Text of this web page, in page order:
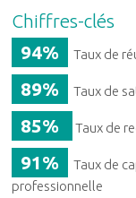
Chiffres-clés
94%
Taux de
89% Taux de
85% Taux de
91%
Taux de
professionnelle